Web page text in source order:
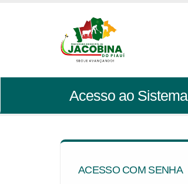
Acesso ao Sistema
ACESSO COM SENHA